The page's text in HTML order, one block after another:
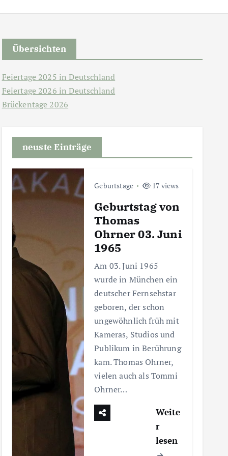
Übersichten
Feiertage 2025 in Deutschland
Feiertage 2026 in Deutschland
Brückentage 2026
neuste Einträge
Geburtstage 17 views
Geburtstag von
Thomas
Ohrner 03. Juni
1965
Am 03. Juni 1965
wurde in München ein
deutscher Fernsehstar
geboren, der schon
ungewöhnlich früh mit
Kameras, Studios und
Publikum in Berührung
kam. Thomas Ohrner,
vielen auch als Tommi
Ohrner…
Weite
r
lesen